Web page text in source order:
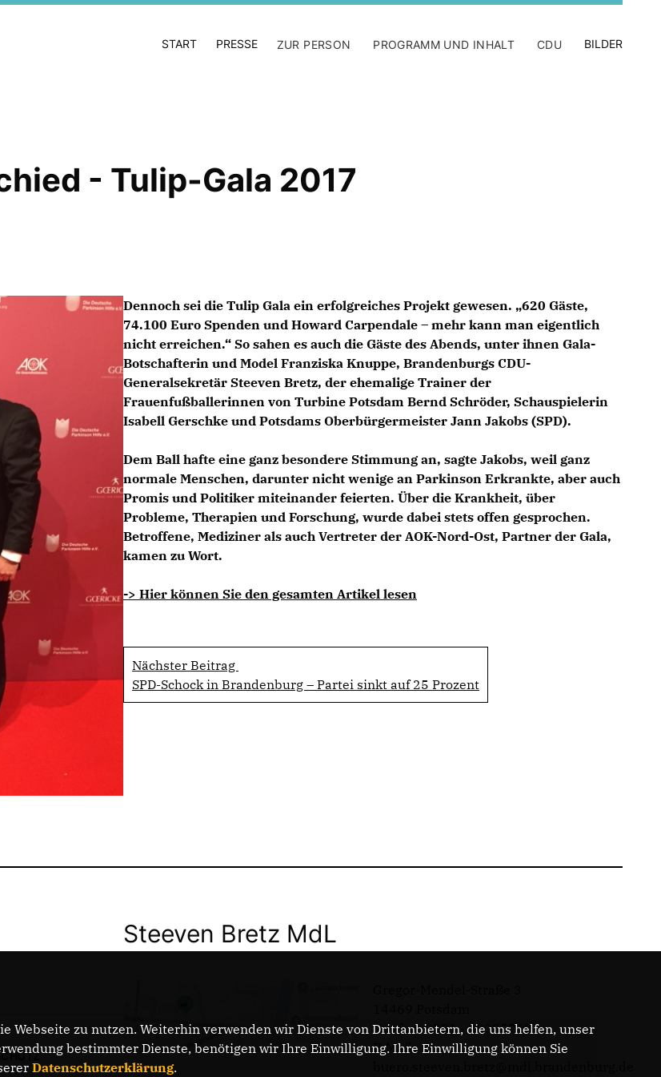
START PRESSE ZUR PERSON PROGRAMM UND INHALT CDU BILDER
- Tulip-Gala 2017
Dennoch sei die Tulip Gala ein erfolgreiches Projekt gewesen. „620 Gäste,
74.100 Euro Spenden und Howard Carpendale – mehr kann man eigentlich
nicht erreichen.“ So sahen es auch die Gäste des Abends, unter ihnen Gala-
Botschafterin und Model Franziska Knuppe, Brandenburgs CDU-
Generalsekretär Steeven Bretz, der ehemalige Trainer der
Frauenfußballerinnen von Turbine Potsdam Bernd Schröder, Schauspielerin
Isabell Gerschke und Potsdams Oberbürgermeister Jann Jakobs (SPD).
Dem Ball hafte eine ganz besondere Stimmung an, sagte Jakobs, weil ganz
normale Menschen, darunter nicht wenige an Parkinson Erkrankte, aber auch
Promis und Politiker miteinander feierten. Über die Krankheit, über
Probleme, Therapien und Forschung, wurde dabei stets offen gesprochen.
Betroffene, Mediziner als auch Vertreter der AOK-Nord-Ost, Partner der Gala,
kamen zu Wort.
-> Hier können Sie den gesamten Artikel lesen
Nächster Beitrag
SPD-Schock in Brandenburg – Partei sinkt auf 25 Prozent
Steeven Bretz MdL
Telefon: 0331 - 20085713
E-Mail:
Webseite zu nutzen. Weiterhin verwenden wir Dienste von Drittanbietern, die uns helfen, unser
bestimmter Dienste, benötigen wir Ihre Einwilligung. Ihre Einwilligung können Sie
Datenschutzerklärung.